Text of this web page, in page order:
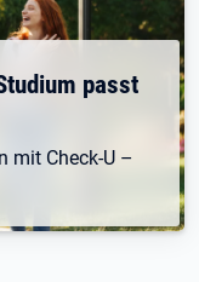
passt
mit Check-U –